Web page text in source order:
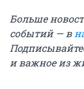
Больше
событий — в
и важное из